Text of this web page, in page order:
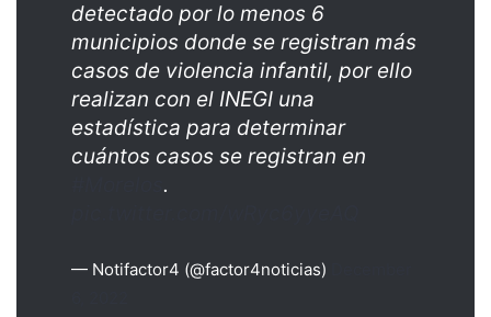
detectado por lo menos 6
municipios donde se registran más
casos de violencia infantil, por ello
realizan con el INEGI una
estadística para determinar
cuántos casos se registran en
.
— Notifactor4 (@factor4noticias)